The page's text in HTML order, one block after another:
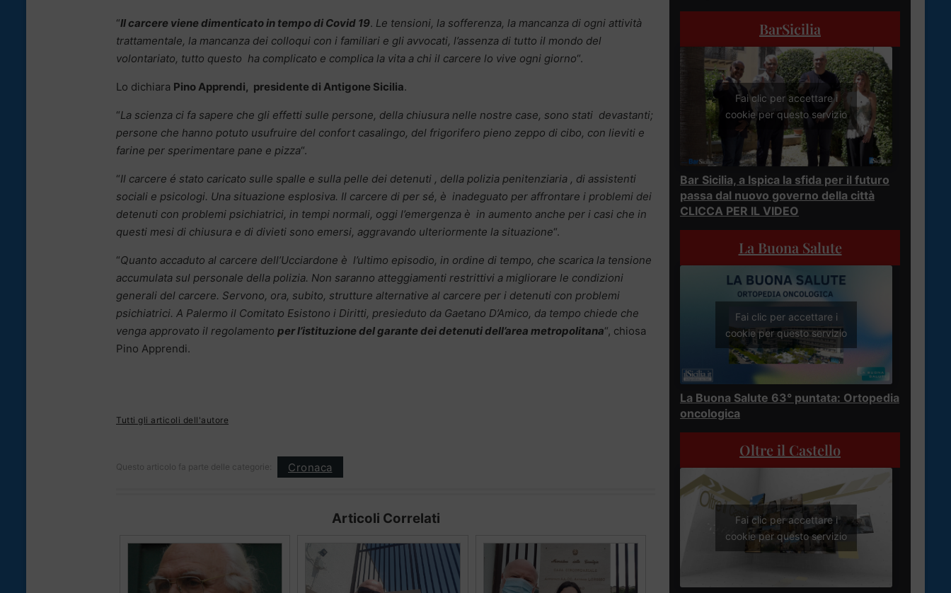
“Il carcere viene dimenticato in tempo di Covid 19. Le tensioni, la sofferenza, la mancanza di ogni attività
trattamentale, la mancanza dei colloqui con i familiari e gli avvocati, l’assenza di tutto il mondo del
volontariato, tutto questo ha complicato e complica la vita a chi il carcere lo vive ogni giorno“.
Lo dichiara Pino Apprendi, presidente di Antigone Sicilia.
“La scienza ci fa sapere che gli effetti sulle persone, della chiusura nelle nostre case, sono stati devastanti;
persone che hanno potuto usufruire del confort casalingo, del frigorifero pieno zeppo di cibo, con lieviti e
farine per sperimentare pane e pizza“.
“Il carcere é stato caricato sulle spalle e sulla pelle dei detenuti , della polizia penitenziaria , di assistenti
sociali e psicologi. Una situazione esplosiva. Il carcere di per sé, è inadeguato per affrontare i problemi dei
detenuti con problemi psichiatrici, in tempi normali, oggi l’emergenza è in aumento anche per i casi che in
questi mesi di chiusura e di divieti sono emersi, aggravando ulteriormente la situazione“.
“Quanto accaduto al carcere dell’Ucciardone è l’ultimo episodio, in ordine di tempo, che scarica la tensione
accumulata sul personale della polizia. Non saranno atteggiamenti restrittivi a migliorare le condizioni
generali del carcere. Servono, ora, subito, strutture alternative al carcere per i detenuti con problemi
psichiatrici. A Palermo il Comitato Esistono i Diritti, presieduto da Gaetano D’Amico, da tempo chiede che
venga approvato il regolamento per l’istituzione del garante dei detenuti dell’area metropolitana“, chiosa
Pino Apprendi.
Tutti gli articoli dell'autore
Questo articolo fa parte delle categorie: Cronaca
Articoli Correlati
BarSicilia
Fai clic per accettare i
cookie per questo servizio
Bar Sicilia, a Ispica la sfida per il futuro
passa dal nuovo governo della città
CLICCA PER IL VIDEO
La Buona Salute
Fai clic per accettare i
cookie per questo servizio
La Buona Salute 63° puntata: Ortopedia
oncologica
Oltre il Castello
Fai clic per accettare i
cookie per questo servizio